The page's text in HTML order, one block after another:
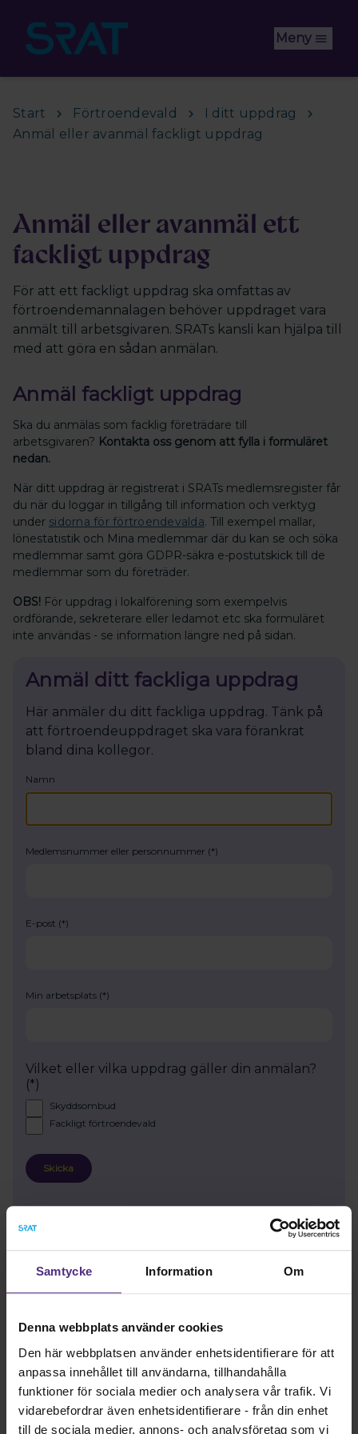
Samtycke Information Om
Denna webbplats använder cookies
Den här webbplatsen använder enhetsidentifierare för att
anpassa innehållet till användarna, tillhandahålla
funktioner för sociala medier och analysera vår trafik. Vi
vidarebefordrar även enhetsidentifierare - från din enhet
till de sociala medier, annons- och analysföretag som vi
Meny
Start Förtroendevald
I ditt uppdrag
Anmäl eller avanmäl fackligt uppdrag
Anmäl eller avanmäl ett
fackligt uppdrag
För att ett fackligt uppdrag ska omfattas av
förtroendemannalagen behöver uppdraget vara
anmält till arbetsgivaren. SRATs kansli kan hjälpa till
med att göra en sådan anmälan.
Anmäl fackligt uppdrag
Ska du anmälas som facklig företrädare till
arbetsgivaren? Kontakta oss genom att fylla i formuläret
nedan.
När ditt uppdrag är registrerat i SRATs medlemsregister får
du när du loggar in tillgång till information och verktyg
under sidorna för förtroendevalda. Till exempel mallar,
lönestatistik och Mina medlemmar där du kan se och söka
medlemmar samt göra GDPR-säkra e-postutskick till de
medlemmar som du företräder.
OBS! För uppdrag i lokalförening som exempelvis
ordförande, sekreterare eller ledamot etc ska formuläret
inte användas - se information längre ned på sidan.
Anmäl ditt fackliga uppdrag
Här anmäler du ditt fackliga uppdrag. Tänk på
att förtroendeuppdraget ska vara förankrat
bland dina kollegor.
Namn
Medlemsnummer eller personnummer
E-post
Min arbetsplats
Vilket eller vilka uppdrag gäller din anmälan?
Skyddsombud
Fackligt förtroendevald
Skicka
förtroendemannalagen
De uppdrag som förekommer i lokalföreningarnas
styrelser, exempelvis ordförande, sekreterare och
ledamot, omfattas inte av förtroendemannalagen.
Uppdragen uppdateras efter årsmötet av